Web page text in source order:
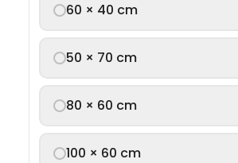
60 × 40 cm
50 × 70 cm
80 × 60 cm
100 × 60 cm